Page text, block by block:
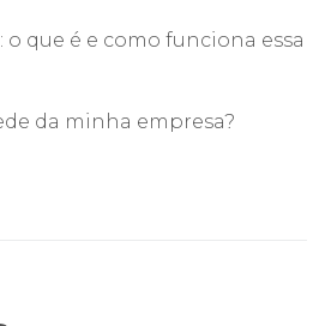
o que é e como funciona essa
da minha empresa?